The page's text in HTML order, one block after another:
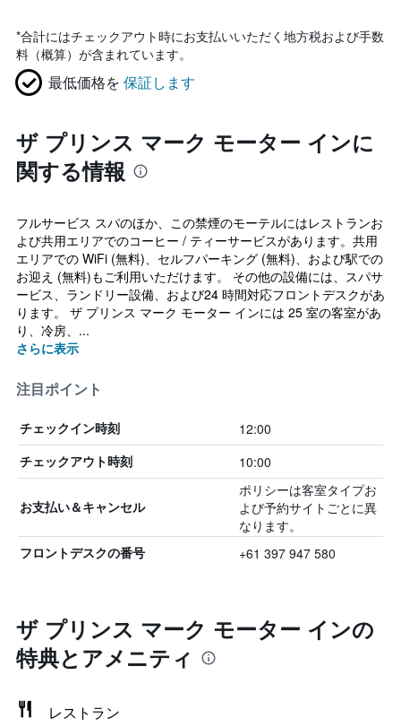
*合計にはチェックアウト時にお支払いいただく地方税および手数
料（概算）が含まれています。
最低価格を 保証します
ザ プリンス マーク モーター インに
関する情報
フルサービス スパのほか、この禁煙のモーテルにはレストランお
よび共用エリアでのコーヒー / ティーサービスがあります。共用
エリアでの WiFi (無料)、セルフパーキング (無料)、および駅での
お迎え (無料)もご利用いただけます。 その他の設備には、スパサ
ービス、ランドリー設備、および24 時間対応フロントデスクがあ
ります。 ザ プリンス マーク モーター インには 25 室の客室があ
り、冷房、...
さらに表示
注目ポイント
チェックイン時刻 12:00
チェックアウト時刻 10:00
お支払い＆キャンセル
ポリシーは客室タイプお
よび予約サイトごとに異
なります。
フロントデスクの番号 +61 397 947 580
ザ プリンス マーク モーター インの
特典とアメニティ
レストラン